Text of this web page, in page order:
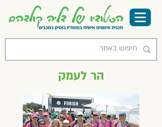
הר לעמק